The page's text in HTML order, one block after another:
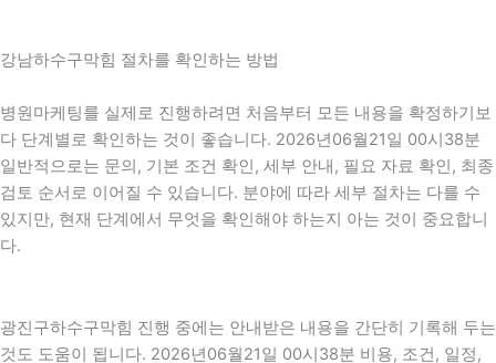
강남하수구막힘 절차를 확인하는 방법
병원마케팅를 실제로 진행하려면 처음부터 모든 내용을 확정하기보
다 단계별로 확인하는 것이 좋습니다. 2026년06월21일 00시38분
일반적으로는 문의, 기본 조건 확인, 세부 안내, 필요 자료 확인, 최종
검토 순서로 이어질 수 있습니다. 분야에 따라 세부 절차는 다를 수
있지만, 현재 단계에서 무엇을 확인해야 하는지 아는 것이 중요합니
다.
광진구하수구막힘 진행 중에는 안내받은 내용을 간단히 기록해 두는
것도 도움이 됩니다. 2026년06월21일 00시38분 비용, 조건, 일정,